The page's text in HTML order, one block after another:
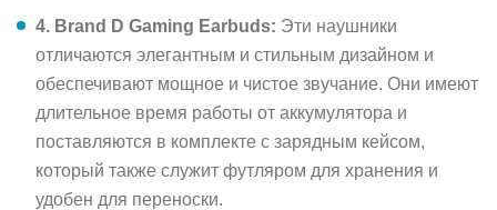
4. Brand D Gaming Earbuds: Эти наушники
отличаются элегантным и стильным дизайном и
обеспечивают мощное и чистое звучание. Они имеют
длительное время работы от аккумулятора и
поставляются в комплекте с зарядным кейсом,
который также служит футляром для хранения и
удобен для переноски.